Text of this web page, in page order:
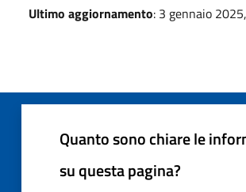
Ultimo aggiornamento: 3 gennaio
Quanto sono chiare le
su questa pagina?